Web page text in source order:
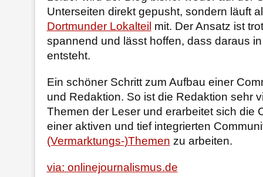
Unterseiten direkt gepusht, sondern läuft
Dortmunder Lokalteil mit. Der Ansatz ist
spannend und lässt hoffen, dass daraus
entsteht.
Ein schöner Schritt zum Aufbau einer
und Redaktion. So ist die Redaktion sehr
Themen der Leser und erarbeitet sich die
einer aktiven und tief integrierten
(Vermarktungs-)Themen zu arbeiten.
via: onlinejournalismus.de